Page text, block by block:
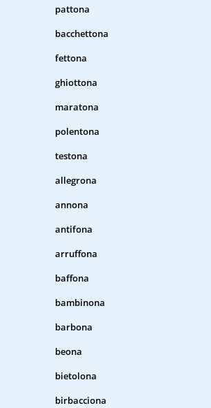
pattona
bacchettona
fettona
ghiottona
maratona
polentona
testona
allegrona
annona
antifona
arruffona
baffona
bambinona
barbona
beona
bietolona
birbacciona